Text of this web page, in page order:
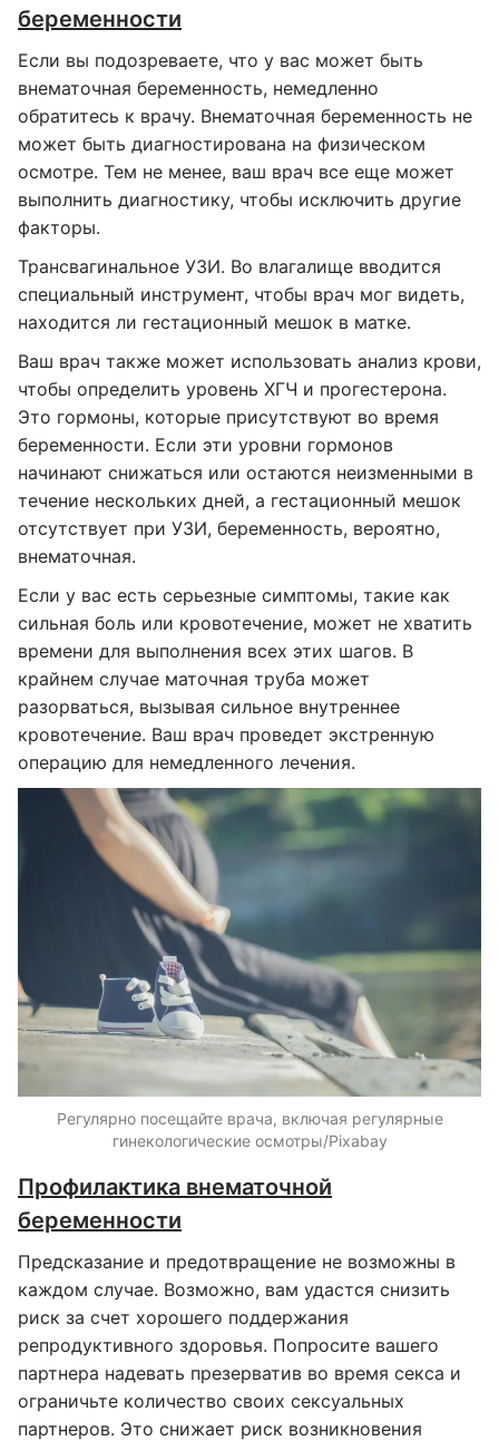
беременности
Если вы подозреваете, что у вас может быть
внематочная беременность, немедленно
обратитесь к врачу. Внематочная беременность не
может быть диагностирована на физическом
осмотре. Тем не менее, ваш врач все еще может
выполнить диагностику, чтобы исключить другие
факторы.
Трансвагинальное УЗИ. Во влагалище вводится
специальный инструмент, чтобы врач мог видеть,
находится ли гестационный мешок в матке.
Ваш врач также может использовать анализ крови,
чтобы определить уровень ХГЧ и прогестерона.
Это гормоны, которые присутствуют во время
беременности. Если эти уровни гормонов
начинают снижаться или остаются неизменными в
течение нескольких дней, а гестационный мешок
отсутствует при УЗИ, беременность, вероятно,
внематочная.
Если у вас есть серьезные симптомы, такие как
сильная боль или кровотечение, может не хватить
времени для выполнения всех этих шагов. В
крайнем случае маточная труба может
разорваться, вызывая сильное внутреннее
кровотечение. Ваш врач проведет экстренную
операцию для немедленного лечения.
Регулярно посещайте врача, включая регулярные
гинекологические осмотры/Pixabay
Профилактика внематочной
беременности
Предсказание и предотвращение не возможны в
каждом случае. Возможно, вам удастся снизить
риск за счет хорошего поддержания
репродуктивного здоровья. Попросите вашего
партнера надевать презерватив во время секса и
ограничьте количество своих сексуальных
партнеров. Это снижает риск возникновения